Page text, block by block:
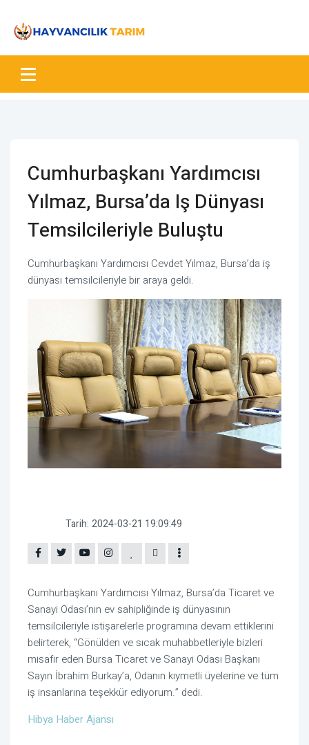
Cumhurbaşkanı Yardımcısı
Yılmaz, Bursa’da Iş Dünyası
Temsilcileriyle Buluştu
Cumhurbaşkanı Yardımcısı Cevdet Yılmaz, Bursa’da iş
dünyası temsilcileriyle bir araya geldi.
Tarih: 2024-03-21 19:09:49
Cumhurbaşkanı Yardımcısı Yılmaz, Bursa’da Ticaret ve
Sanayi Odası’nın ev sahipliğinde iş dünyasının
temsilcileriyle istişarelerle programına devam ettiklerini
belirterek, “Gönülden ve sıcak muhabbetleriyle bizleri
misafir eden Bursa Ticaret ve Sanayi Odası Başkanı
Sayın İbrahim Burkay’a, Odanın kıymetli üyelerine ve tüm
iş insanlarına teşekkür ediyorum.” dedi.
Hibya Haber Ajansı